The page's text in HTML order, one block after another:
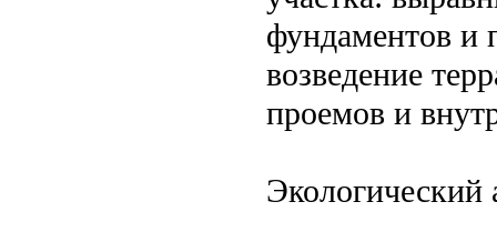
фундаментов и
возведение
проемов и
Экологический